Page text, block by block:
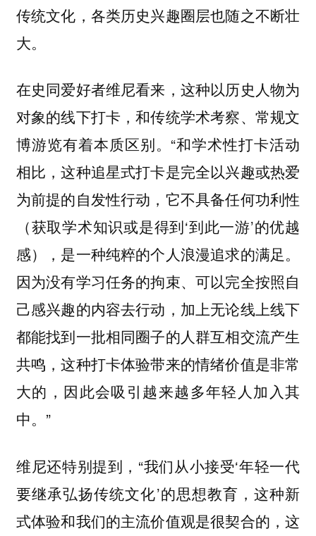
传统文化，各类历史兴趣圈层也随之不断壮
大。
在史同爱好者维尼看来，这种以历史人物为
对象的线下打卡，和传统学术考察、常规文
博游览有着本质区别。“和学术性打卡活动
相比，这种追星式打卡是完全以兴趣或热爱
为前提的自发性行动，它不具备任何功利性
（获取学术知识或是得到‘到此一游’的优越
感），是一种纯粹的个人浪漫追求的满足。
因为没有学习任务的拘束、可以完全按照自
己感兴趣的内容去行动，加上无论线上线下
都能找到一批相同圈子的人群互相交流产生
共鸣，这种打卡体验带来的情绪价值是非常
大的，因此会吸引越来越多年轻人加入其
中。”
维尼还特别提到，“我们从小接受‘年轻一代
要继承弘扬传统文化’的思想教育，这种新
式体验和我们的主流价值观是很契合的，这